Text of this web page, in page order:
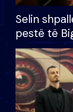
Selin
pestë të
çmimin e